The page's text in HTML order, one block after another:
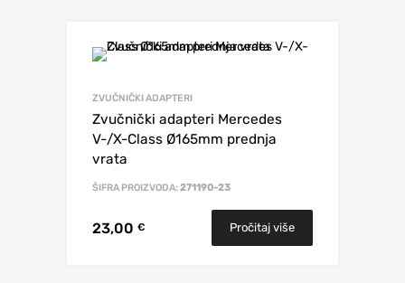
ZVUČNIČKI ADAPTERI
Zvučnički adapteri Mercedes
V-/X-Class Ø165mm prednja
vrata
ŠIFRA PROIZVODA: 271190-23
23,00 € Pročitaj više